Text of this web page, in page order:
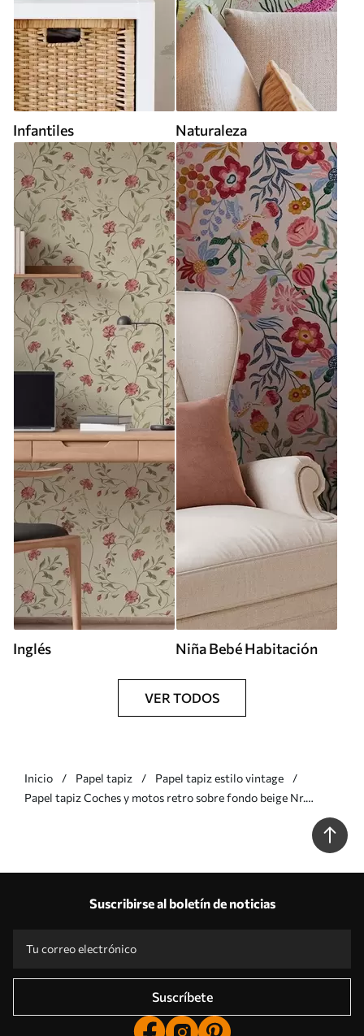
Infantiles Naturaleza
Inglés Niña Bebé Habitación
VER TODOS
Inicio Papel tapiz
Papel tapiz estilo vintage
Papel tapiz Coches y motos retro sobre fondo beige Nr.
Suscribirse al boletín de noticias
Suscríbete